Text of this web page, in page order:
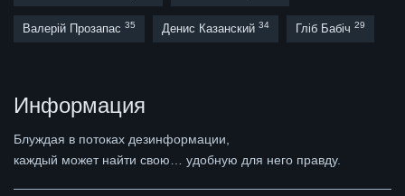
Валерій Прозапас 35 Денис Казанский 34 Гліб Бабіч 29
Информация
Блуждая в потоках дезинформации,
каждый может найти свою… удобную для него правду.